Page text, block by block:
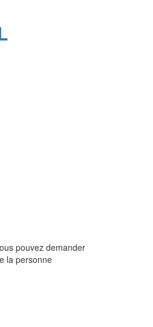
pouvez demander
la personne